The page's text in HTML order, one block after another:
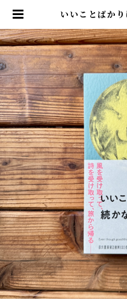
いいことばか
屋 ト